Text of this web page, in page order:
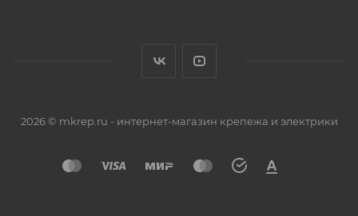
2026 © mkrep.ru - интернет-магазин крепежа и электрики